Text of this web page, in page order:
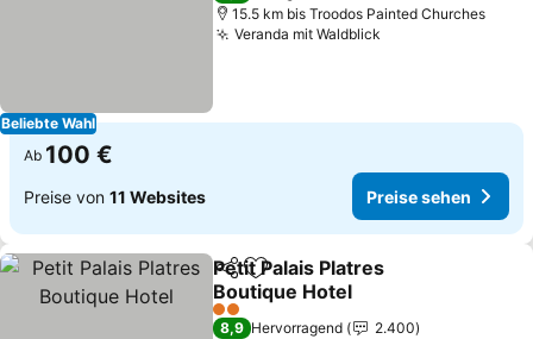
Beliebte Wahl
15.5 km bis Troodos Painted Churches
Veranda mit Waldblick
Ab 100 €
Preise von 11 Websites Preise sehen
TeilenZu Favoriten hinzufügen
Petit Palais Platres
Boutique Hotel
Preise sehen
2 Sterne
8,9 Hervorragend
2.400